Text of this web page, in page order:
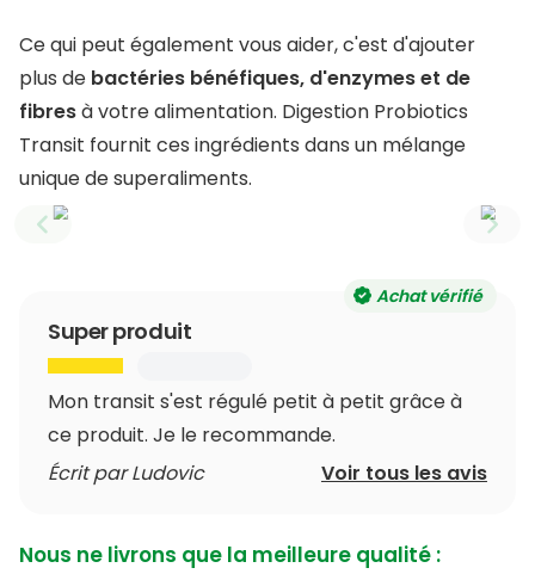
Ce qui peut également vous aider, c'est d'ajouter
plus de bactéries bénéfiques, d'enzymes et de
fibresà votre alimentation. Digestion Probiotics
Transit fournit ces ingrédients dans un mélange
unique de superaliments.
Previous slide
Achat vérifié
Super produit
Mon transit s'est régulé petit à petit grâce à
ce produit. Je le recommande.
Écrit par Ludovic
Voir tous les avis
Nous ne livrons que la meilleure qualité :